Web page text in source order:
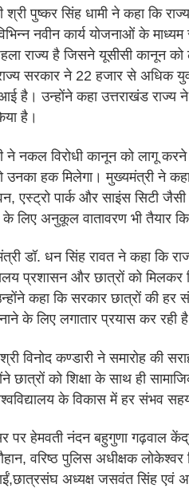
श्री पुष्कर सिंह धामी ने कहा कि
नवीन कार्य योजनाओं के
राज्य है जिसने यूसीसी कानून को
सरकार ने 22 हजार से अधिक
है। उन्होंने कहा उत्तराखंड राज्य
है।
ने नकल विरोधी कानून को लागू
उनका हक मिलेगा। मुख्यमंत्री ने
एस्ट्रो पार्क और साइंस सिटी
के लिए अनुकूल वातावरण भी तैयार
डॉ. धन सिंह रावत ने कहा कि
प्रशासन और छात्रों को
कहा कि सरकार छात्रों की
के लिए लगातार प्रयास कर रही
विनोद कण्डारी ने समारोह की
छात्रों को शिक्षा के साथ ही
के विकास में हर संभव
हेमवती नंदन बहुगुणा गढ़वाल
वरिष्ठ पुलिस अधीक्षक
अध्यक्ष जसवंत सिंह एवं